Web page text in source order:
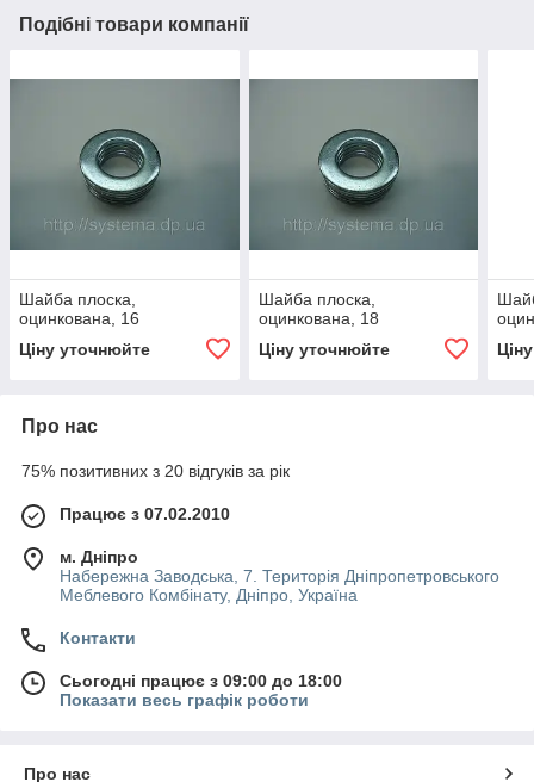
Подібні товари компанії
Шайба плоска,
оцинкована, 16
Ціну уточнюйте
Шайба плоска,
оцинкована, 18
Ціну уточнюйте
Про нас
75% позитивних з 20 відгуків за рік
Працює з 07.02.2010
м. Дніпро
Набережна Заводська, 7. Територія Дніпропетровського
Меблевого Комбінату, Дніпро, Україна
Контакти
Сьогодні працює з 09:00 до 18:00
Показати весь графік роботи
Про нас